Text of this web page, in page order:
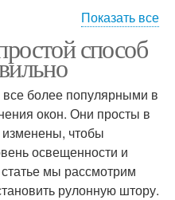
Рулонные шторы
Показать все
способ
более популярными в
окон. Они просты в
изменены, чтобы
освещенности и
мы рассмотрим
рулонную штору.